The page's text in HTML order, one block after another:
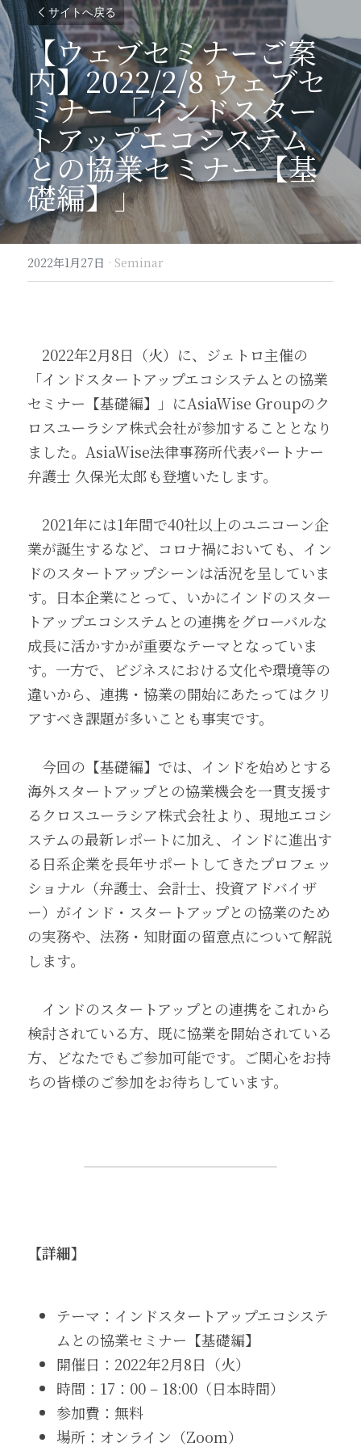
サイトへ戻る
【ウェブセミナーご案
内】2022/2/8 ウェブセ
ミナー「インドスター
トアップエコシステム
との協業セミナー【基
礎編】」
2022年1月27日 · Seminar
2022年2月8日（火）に、ジェトロ主催の
「インドスタートアップエコシステムとの協業
セミナー【基礎編】」にAsiaWise Groupのク
ロスユーラシア株式会社が参加することとなり
ました。AsiaWise法律事務所代表パートナー
弁護士 久保光太郎も登壇いたします。
2021年には1年間で40社以上のユニコーン企
業が誕生するなど、コロナ禍においても、イン
ドのスタートアップシーンは活況を呈していま
す。日本企業にとって、いかにインドのスター
トアップエコシステムとの連携をグローバルな
成長に活かすかが重要なテーマとなっていま
す。一方で、ビジネスにおける文化や環境等の
違いから、連携・協業の開始にあたってはクリ
アすべき課題が多いことも事実です。
今回の【基礎編】では、インドを始めとする
海外スタートアップとの協業機会を一貫支援す
るクロスユーラシア株式会社より、現地エコシ
ステムの最新レポートに加え、インドに進出す
る日系企業を長年サポートしてきたプロフェッ
ショナル（弁護士、会計士、投資アドバイザ
ー）がインド・スタートアップとの協業のため
の実務や、法務・知財面の留意点について解説
します。
インドのスタートアップとの連携をこれから
検討されている方、既に協業を開始されている
方、どなたでもご参加可能です。ご関心をお持
ちの皆様のご参加をお待ちしています。
【詳細】
テーマ：インドスタートアップエコシステ
ムとの協業セミナー【基礎編】
開催日：2022年2月8日（火）
時間：17：00 – 18:00（日本時間）
参加費：無料
場所：オンライン（Zoom）